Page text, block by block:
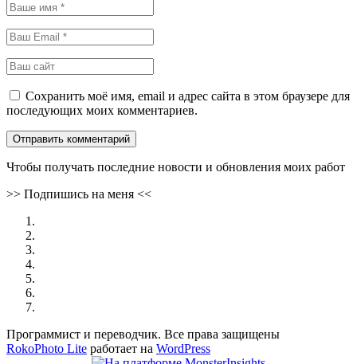
Сохранить моё имя, email и адрес сайта в этом браузере для
последующих моих комментариев.
Чтобы получать последние новости и обновления моих работ
>> Подпишись на меня <<
Программист и переводчик. Все права защищены
RokoPhoto Lite работает на WordPress